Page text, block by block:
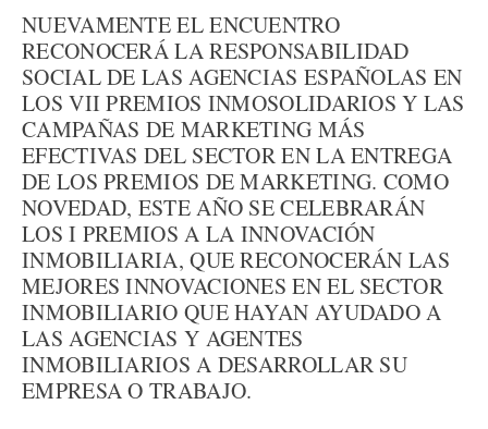
NUEVAMENTE EL ENCUENTRO
RECONOCERÁ LA RESPONSABILIDAD
SOCIAL DE LAS AGENCIAS ESPAÑOLAS EN
LOS VII PREMIOS INMOSOLIDARIOS Y LAS
CAMPAÑAS DE MARKETING MÁS
EFECTIVAS DEL SECTOR EN LA ENTREGA
DE LOS PREMIOS DE MARKETING. COMO
NOVEDAD, ESTE AÑO SE CELEBRARÁN
LOS I PREMIOS A LA INNOVACIÓN
INMOBILIARIA, QUE RECONOCERÁN LAS
MEJORES INNOVACIONES EN EL SECTOR
INMOBILIARIO QUE HAYAN AYUDADO A
LAS AGENCIAS Y AGENTES
INMOBILIARIOS A DESARROLLAR SU
EMPRESA O TRABAJO.